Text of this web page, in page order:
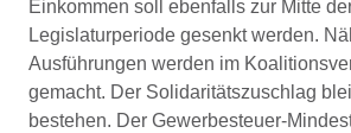
Einkommen soll ebenfalls zur Mitte
Legislaturperiode gesenkt werden.
Ausführungen werden im
gemacht. Der Solidaritätszuschlag
bestehen. Der Gewerbesteuer-